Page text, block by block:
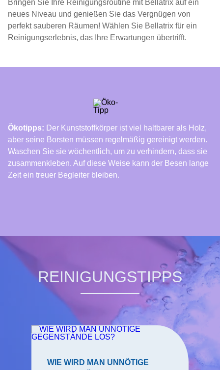
Bringen Sie Ihre Reinigungsroutine mit Bellatrix auf ein
neues Niveau und genießen Sie das Vergnügen von
perfekt sauberen Räumen! Wählen Sie Bellatrix für ein
Reinigungserlebnis, das Ihre Erwartungen übertrifft.
Ökotipps: Der Kunststoffkörper ist viel haltbarer als Holz,
aber seine Borsten müssen regelmäßig gereinigt werden.
Waschen Sie sie wöchentlich, um zu verhindern, dass sie
zusammenkleben. Auf diese Weise kann der Besen lange
Zeit ein treuer Begleiter bleiben.
REINIGUNGSTIPPS
WIE WIRD MAN UNNÖTIGE